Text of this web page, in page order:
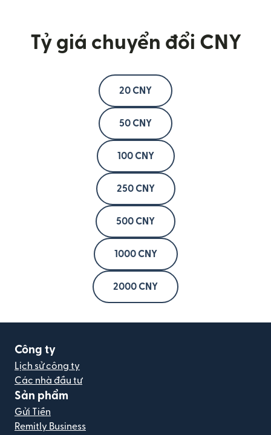
Tỷ giá chuyển đổi CNY
20 CNY
50 CNY
100 CNY
250 CNY
500 CNY
1000 CNY
2000 CNY
Công ty
Lịch sử công ty
Các nhà đầu tư
Sản phẩm
Gửi Tiền
Remitly Business